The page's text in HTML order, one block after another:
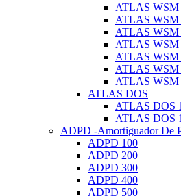
ATLAS
ATLAS
ATLAS WSM
ATLAS WSM
ATLAS WSM
ATLAS WSM
ATLAS WSM
ATLAS DOS
ATLAS DOS
ATLAS DOS
ADPD -Amortiguador De
ADPD 100
ADPD 200
ADPD 300
ADPD 400
ADPD 500